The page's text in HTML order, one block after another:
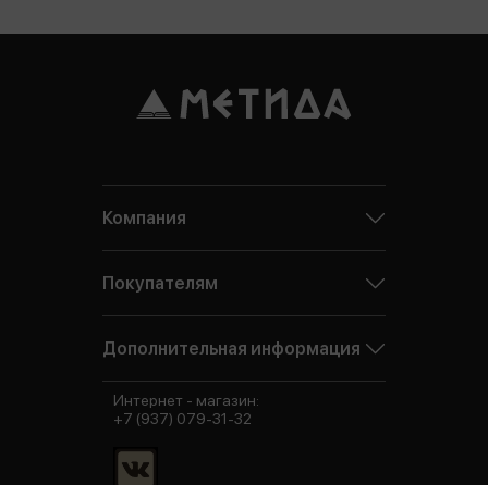
Компания
Покупателям
Дополнительная информация
Интернет - магазин:
+7 (937) 079-31-32